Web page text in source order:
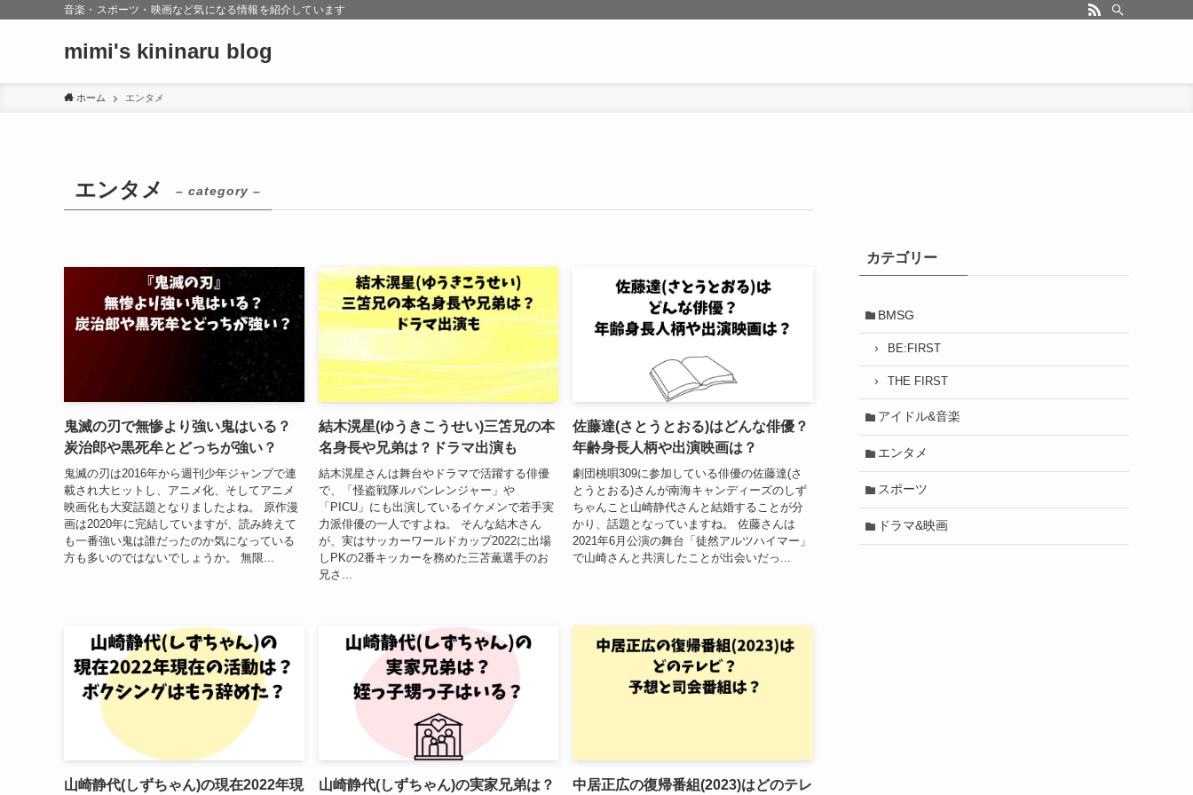
音楽・スポーツ・映画など気になる情報を紹介しています
mimi's kininaru blog
ホーム エンタメ
エンタメ – category –
鬼滅の刃で無惨より強い鬼はいる？
炭治郎や黒死牟とどっちが強い？
鬼滅の刃は2016年から週刊少年ジャンプで連
載され大ヒットし、アニメ化、そしてアニメ
映画化も大変話題となりましたよね。 原作漫
画は2020年に完結していますが、読み終えて
も一番強い鬼は誰だったのか気になっている
方も多いのではないでしょうか。 無限...
結木滉星(ゆうきこうせい)三笘兄の本
名身長や兄弟は？ドラマ出演も
結木滉星さんは舞台やドラマで活躍する俳優
で、「怪盗戦隊ルパンレンジャー」や
「PICU」にも出演しているイケメンで若手実
力派俳優の一人ですよね。 そんな結木さん
が、実はサッカーワールドカップ2022に出場
しPKの2番キッカーを務めた三苫薫選手のお
兄さ...
佐藤達(さとうとおる)はどんな俳優？
年齢身長人柄や出演映画は？
劇団桃唄309に参加している俳優の佐藤達(さ
とうとおる)さんが南海キャンディーズのしず
ちゃんこと山崎静代さんと結婚することが分
かり、話題となっていますね。 佐藤さんは
2021年6月公演の舞台「徒然アルツハイマー」
で山崎さんと共演したことが出会いだっ...
山崎静代(しずちゃん)の現在2022年現 山崎静代(しずちゃん)の実家兄弟は？ 中居正広の復帰番組(2023)はどのテレ
カテゴリー
BMSG
BE:FIRST
THE FIRST
アイドル&音楽
エンタメ
スポーツ
ドラマ&映画